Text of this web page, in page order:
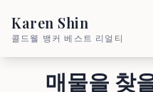
Karen Shin
콜드웰 뱅커 베스트 리얼티
매물을 찾